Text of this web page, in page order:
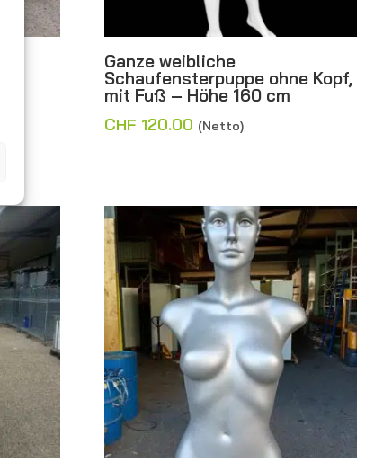
Ganze weibliche
Schaufensterpuppe ohne Kopf,
mit Fuß – Höhe 160 cm
CHF 120.00 (Netto)